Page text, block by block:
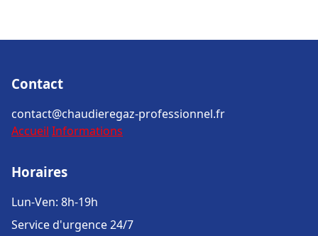
Contact
contact@chaudieregaz-professionnel.fr
Accueil Informations
Horaires
Lun-Ven: 8h-19h
Service d'urgence 24/7